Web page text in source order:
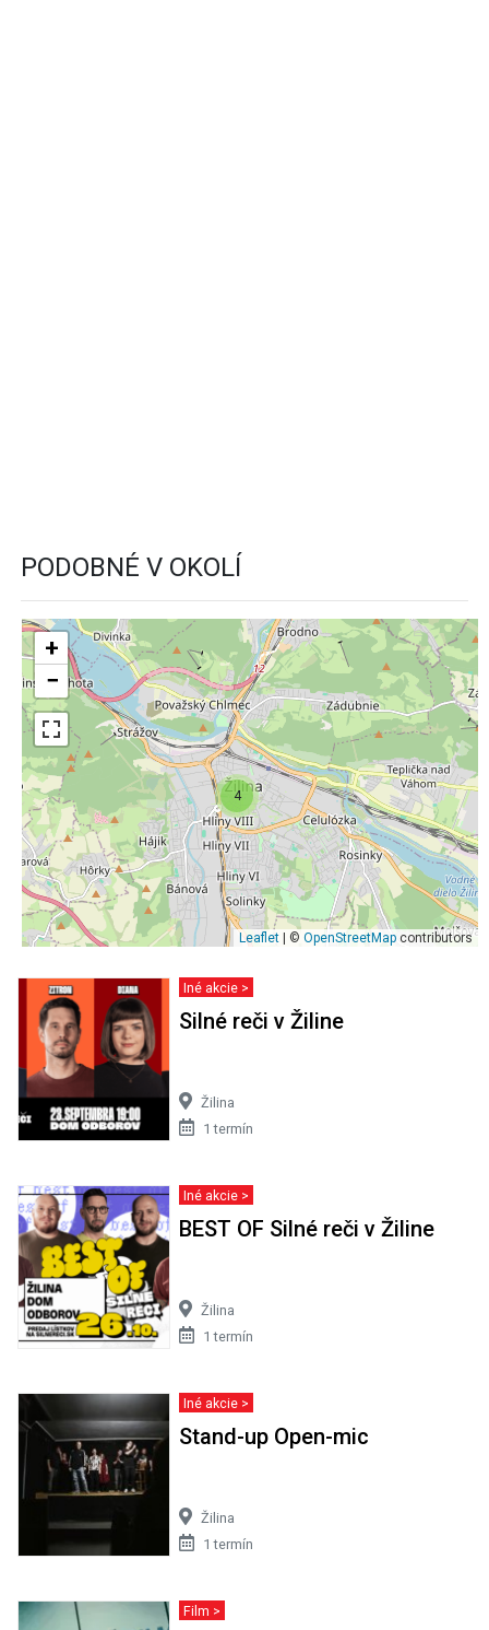
PODOBNÉ V OKOLÍ
4
+
−
Leaflet | © OpenStreetMap contributors
Iné akcie >
Silné reči v Žiline
Žilina
1 termín
Iné akcie >
BEST OF Silné reči v Žiline
Žilina
1 termín
Iné akcie >
Stand-up Open-mic
Žilina
1 termín
Film >